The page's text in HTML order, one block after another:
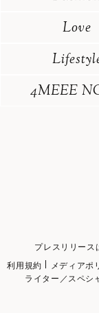
Love
4MEEE
プレスリリース
利用規約
メディアポ
ライター／スペシ